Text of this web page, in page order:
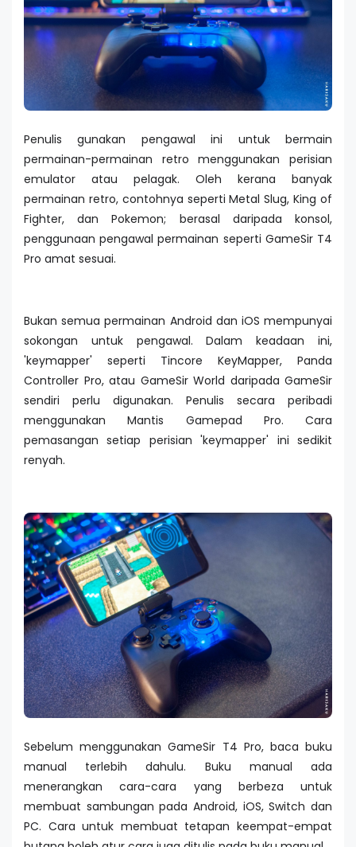
Penulis gunakan pengawal ini untuk bermain
permainan-permainan retro menggunakan perisian
emulator atau pelagak. Oleh kerana banyak
permainan retro, contohnya seperti Metal Slug, King of
Fighter, dan Pokemon; berasal daripada konsol,
penggunaan pengawal permainan seperti GameSir T4
Pro amat sesuai.
Bukan semua permainan Android dan iOS mempunyai
sokongan untuk pengawal. Dalam keadaan ini,
'keymapper' seperti Tincore KeyMapper, Panda
Controller Pro, atau GameSir World daripada GameSir
sendiri perlu digunakan. Penulis secara peribadi
menggunakan Mantis Gamepad Pro. Cara
pemasangan setiap perisian 'keymapper' ini sedikit
renyah.
Sebelum menggunakan GameSir T4 Pro, baca buku
manual terlebih dahulu. Buku manual ada
menerangkan cara-cara yang berbeza untuk
membuat sambungan pada Android, iOS, Switch dan
PC. Cara untuk membuat tetapan keempat-empat